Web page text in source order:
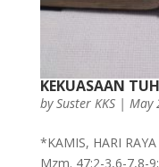
KEKUASAAN
bySuster KKS| May
*KAMIS, HARI
Mzm. 47:2-3,6-7,8-